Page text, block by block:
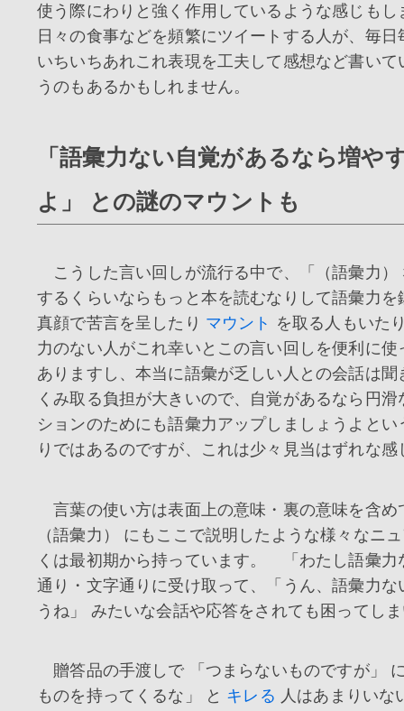
使う際にわりと強く作用しているような感じも
日々の食事などを頻繁にツイートする人が、毎日
いちいちあれこれ表現を工夫して感想など書いて
うのもあるかもしれません。
「語彙力ない自覚があるなら増や
よ」 との謎のマウントも
こうした言い回しが流行る中で、「（語彙力）
するくらいならもっと本を読むなりして語彙力を
真顔で苦言を呈したり マウント を取る人もいた
力のない人がこれ幸いとこの言い回しを便利に使
ありますし、本当に語彙が乏しい人との会話は聞
くみ取る負担が大きいので、自覚があるなら円滑
ションのためにも語彙力アップしましょうよとい
りではあるのですが、これは少々見当はずれな感
言葉の使い方は表面上の意味・裏の意味を含め
（語彙力） にもここで説明したような様々なニ
くは最初期から持っています。 「わたし語彙力
通り・文字通りに受け取って、「うん、語彙力な
うね」 みたいな会話や応答をされても困ってし
贈答品の手渡しで 「つまらないものですが」
ものを持ってくるな」 と キレる 人はあまりい